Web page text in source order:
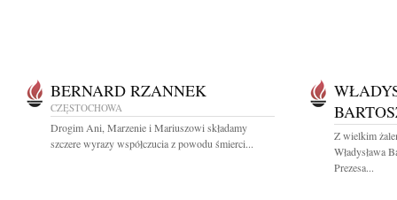
BERNARD RZANNEK
CZĘSTOCHOWA
Drogim Ani, Marzenie i Mariuszowi składamy
szczere wyrazy współczucia z powodu śmierci...
Z wielkim
Władysława
Prezesa...